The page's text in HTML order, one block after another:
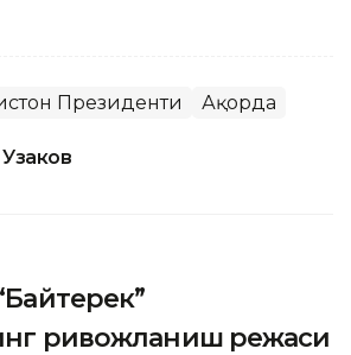
Президенти Ақорда
ривожланиш режаси